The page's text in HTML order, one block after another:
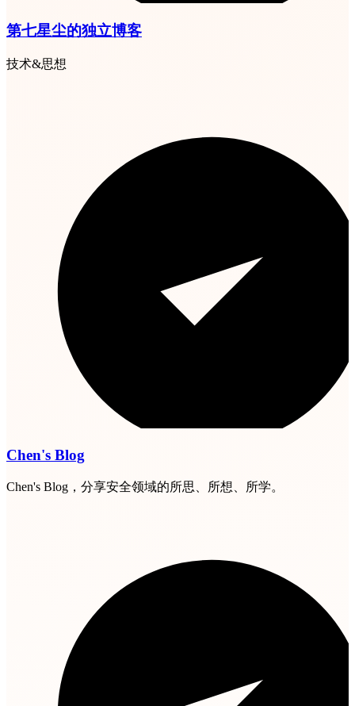
第七星尘的独立博客
技术&思想
Chen's Blog
Chen's Blog，分享安全领域的所思、所想、所学。